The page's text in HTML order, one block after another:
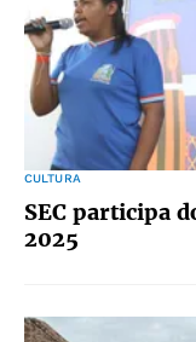
CULTURA
SEC participa
2025